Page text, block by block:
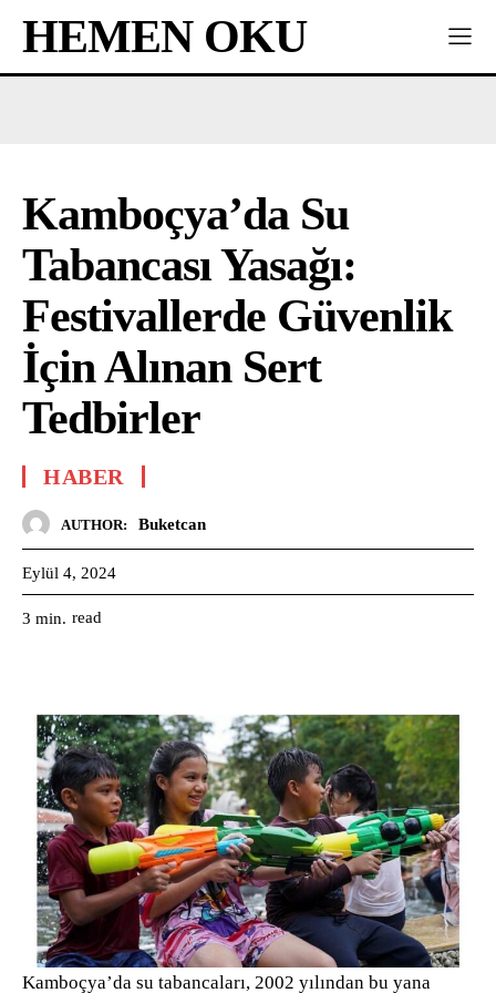
HEMEN OKU
Kamboçya’da Su
Tabancası Yasağı:
Festivallerde Güvenlik
İçin Alınan Sert
Tedbirler
HABER
AUTHOR: Buketcan
Eylül 4, 2024
3 min. read
Kamboçya’da su tabancaları, 2002 yılından bu yana